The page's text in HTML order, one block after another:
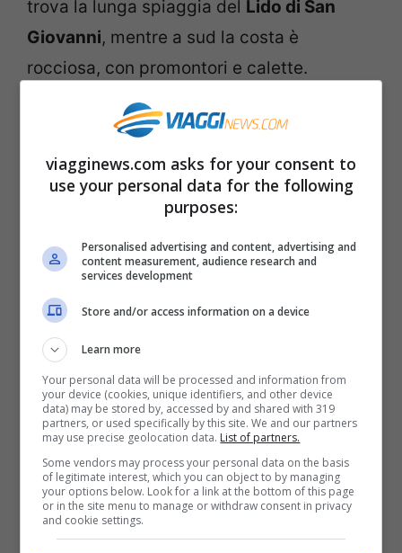
trova la lunga spiaggia del
Lido di San
Giovanni, mentre a sud la costa è
rocciosa, con promontori e calette.
Suggestiva e spettacolare è tutta la costa
della Riviera del Corallo, con spiagge
molto varie, di sabbia fine o sassi, baie e
calette chiuse da promontori rocciosi
panoramici. La parte settentrionale della
costa di Algerho è compresa nel Parco
Naturale Regionale di Porto Conte. Le
spiagge più belle che si trovano in questa
zona sono quelle di Fertilia,
Le Bombarde, la spiaggia del Lazzaretto,
Baia di Porto Conte e Mugoni, Cala
Dragunara e la bellissimaCala Porticciolo
Tuttele spiagge di Alghero nel dettaglio le
trovate a questa pagina.
viagginews.com asks for your consent to
use your personal data for the following
purposes:
Personalised advertising and content, advertising and
content measurement, audience research and
services development
Store and/or access information on a device
Learn more
Your personal data will be processed and information from
your device (cookies, unique identifiers, and other device
data) may be stored by, accessed by and shared with 319
partners, or used specifically by this site. We and our partners
may use precise geolocation data. List of partners.
Some vendors may process your personal data on the basis
of legitimate interest, which you can object to by managing
your options below. Look for a link at the bottom of this page
or in the site menu to manage or withdraw consent in privacy
and cookie settings.